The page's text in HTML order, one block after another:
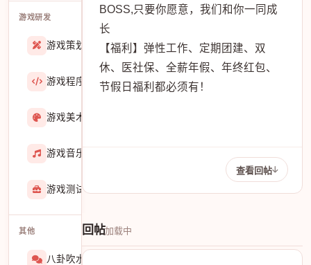
游戏研发
游戏策划 27557
游戏程序 36423
游戏美术
游戏音乐
游戏测试与GM
其他
八卦吹水
BOSS,只要你愿意，我们和你一同成
长
【福利】弹性工作、定期团建、双
休、医社保、全薪年假、年终红包、
节假日福利都必须有！
查看回帖
回帖加载中